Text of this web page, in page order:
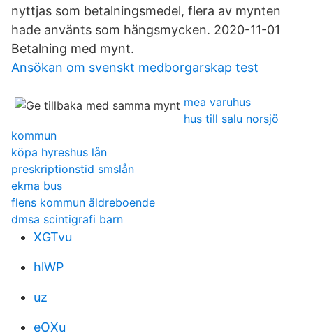
nyttjas som betalningsmedel, flera av mynten
hade använts som hängsmycken. 2020-11-01
Betalning med mynt.
Ansökan om svenskt medborgarskap test
mea varuhus
hus till salu norsjö
kommun
köpa hyreshus lån
preskriptionstid smslån
ekma bus
flens kommun äldreboende
dmsa scintigrafi barn
XGTvu
hlWP
uz
eOXu